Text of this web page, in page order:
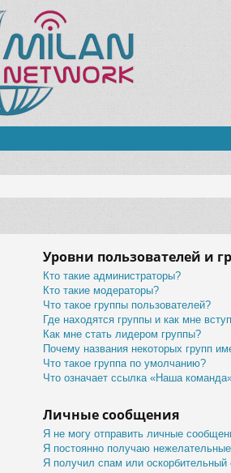
Уровни пользователей и
Кто такие администраторы?
Кто такие модераторы?
Что такое группы пользователей?
Где находятся группы и как мне
Как мне стать лидером группы?
Почему названия некоторых групп
Что такое группа по умолчанию?
Что означает ссылка «Наша
Личные сообщения
Я не могу отправить личные
Я постоянно получаю
Я получил спам или оскорбительный